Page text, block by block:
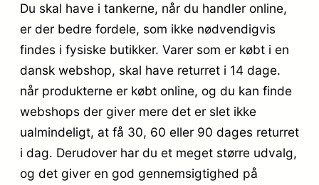
Du skal have i tankerne, når du handler online,
er der bedre fordele, som ikke nødvendigvis
findes i fysiske butikker. Varer som er købt i en
dansk webshop, skal have returret i 14 dage.
når produkterne er købt online, og du kan finde
webshops der giver mere det er slet ikke
ualmindeligt, at få 30, 60 eller 90 dages returret
i dag. Derudover har du et meget større udvalg,
og det giver en god gennemsigtighed på